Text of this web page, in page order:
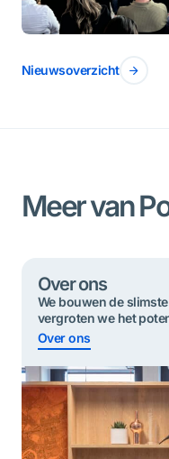
Nieuwsoverzicht
Meer van
Over ons
We bouwen de
vergroten we het
duurzame en veilige
Over ons